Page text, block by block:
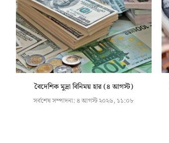
বৈদেশিক মুদ্রা বিনিময় হার (৪ আগস্ট)
সর্বশেষ সম্পাদনা: ৪ আগস্ট ২০২৬, ১১:০৮